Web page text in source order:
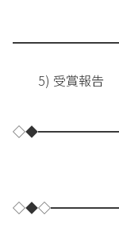
5) 受賞報告
第17回日